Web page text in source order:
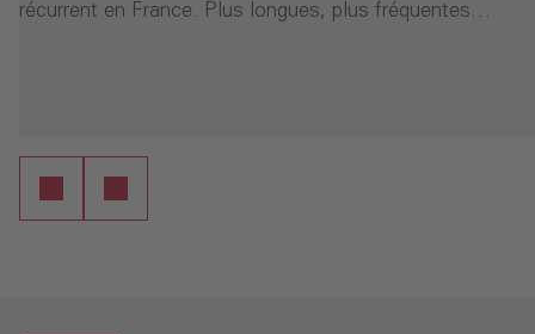
récurrent en France. Plus longues, plus fréquentes…